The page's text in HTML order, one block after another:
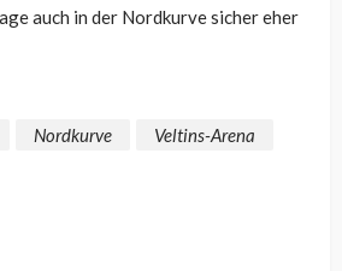
auch in der Nordkurve sicher eher
Nordkurve Veltins-Arena